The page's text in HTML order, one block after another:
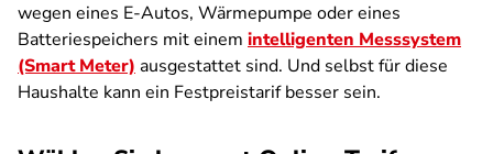
wegen eines E-Autos, Wärmepumpe oder eines
Batteriespeichers mit einem intelligenten Messsystem
(Smart Meter) ausgestattet sind. Und selbst für diese
Haushalte kann ein Festpreistarif besser sein.